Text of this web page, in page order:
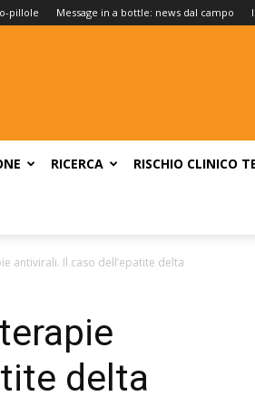
pillole Message in a bottle: news dal campo
RICERCA RISCHIO CLINICO
antivirali. Il caso dell’epatite delta
delta